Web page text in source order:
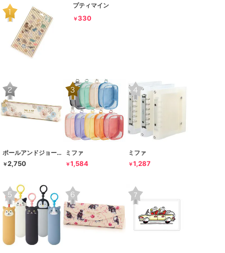
プティマイン
￥330
ポールアンドジョー ラ･パペトリー
￥2,750
ミファ
￥1,584
ミファ
￥1,287